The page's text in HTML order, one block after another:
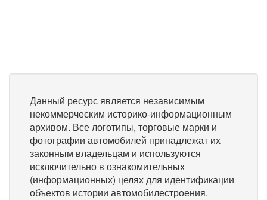
Данный ресурс является независимым
некоммерческим историко-информационным
архивом. Все логотипы, торговые марки и
фотографии автомобилей принадлежат их
законным владельцам и используются
исключительно в ознакомительных
(информационных) целях для идентификации
объектов истории автомобилестроения.